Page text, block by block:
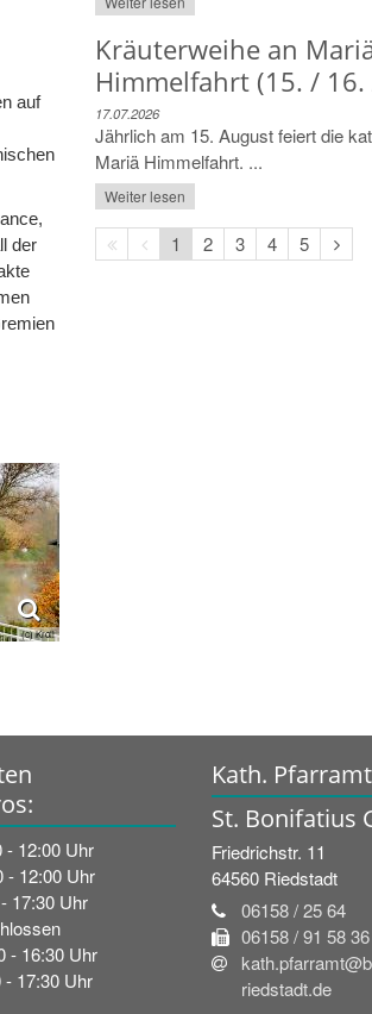
auf
der
(c) Kroll
Kräuterweihe an
Himmelfahrt (15. / 16.
17.07.2026
Jährlich am 15. August feiert die
Mariä Himmelfahrt. ...
Weiter lesen
Erste
Seite
Vorherige
Seite
1 2 3 4 5
Seite
Uhr
12:00 Uhr
Uhr
- 16:30 Uhr
Uhr
Kath.
St. Bonifatius
Friedrichstr. 11
64560 Riedstadt
06158 / 25 64
06158 / 91 58 36
riedstadt.de